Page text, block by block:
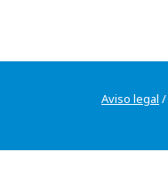
Aviso legal /